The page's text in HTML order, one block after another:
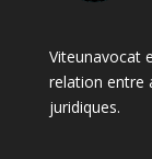
Viteunavocat
relation entre
juridiques.